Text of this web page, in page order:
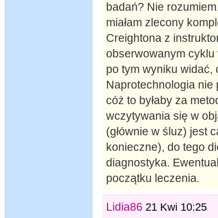
badań? Nie
miałam zlecony
Creightona z
obserwowanym
po tym wyniku widać,
Naprotechnologia
cóż to byłaby za
wczytywania się w
(głównie w śluz) jest
konieczne), do tego
diagnostyka.
początku leczenia.
Lidia86 21 Kwi 10:25